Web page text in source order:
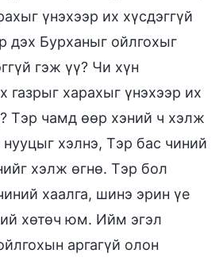
үнэхээр их хүсдэггүй
дэх Бурханыг ойлгохыг
гэж үү? Чи хүн
газрыг харахыг үнэхээр их
Тэр чамд өөр хэний ч хэлж
нууцыг хэлнэ, Тэр бас чиний
хэлж өгнө. Тэр бол
хаалга, шинэ эрин үе
хөтөч юм. Ийм эгэл
аргагүй олон